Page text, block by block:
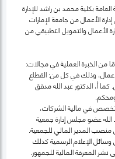
بكلية محمد بن راشد للإدارة
الأعمال من جامعة الإمارات
الأعمال والتمويل التطبيقي من
عبدالله، مستشار مالي لديه أكثر من 25 عامًا من الخبرة العملية في مجالات:
الأعمال، وذلك في كل من: القطاع
أ، الدكتور عبد الله مدقق
في مالية الشركات،
الله عضو مجلس إدارة جمعية
منصب المدير المالي للجمعية.
الإعلام الرسمية كذلك
المعرفة المالية للجمهور.